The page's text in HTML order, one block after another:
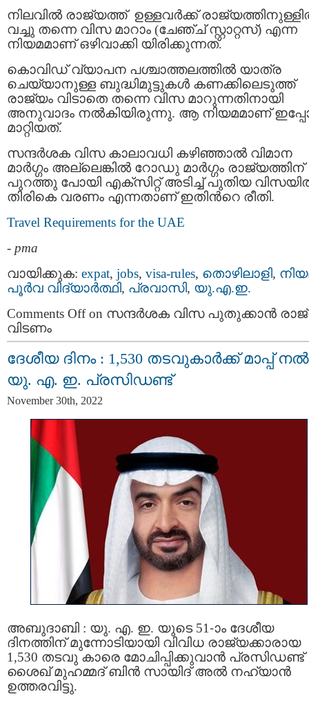
നിലവില്‍ രാജ്യത്ത് ഉള്ളവര്‍ക്ക്
വച്ചു തന്നെ വിസ മാറാം (ചേഞ്ച് സ്റ്റാറ്റസ്) എന്ന
നിയമമാണ് ഒഴിവാക്കി യിരിക്കുന്നത്.
കൊവിഡ് വ്യാപന പശ്ചാത്തലത്തില്‍ യാത്ര
ചെയ്യാനുള്ള ബുദ്ധിമുട്ടുകള്‍ കണക്കിലെടുത്ത്
രാജ്യം വിടാതെ തന്നെ വിസ മാറുന്നതിനായി
അനുവാദം നല്‍കിയിരുന്നു. ആ നിയമമാണ്
മാറ്റിയത്.
സന്ദര്‍ശക വിസ കാലാവധി കഴിഞ്ഞാല്‍ വിമാന
മാര്‍ഗ്ഗം അല്ലെങ്കില്‍ റോഡു മാര്‍ഗ്ഗം രാജ്യത്തിന്
പുറത്തു പോയി എക്‌സിറ്റ് അടിച്ച് പുതിയ
തിരികെ വരണം എന്നതാണ് ഇതിന്‍റെ രീതി.
Travel Requirements for the UAE
- pma
വായിക്കുക: expat, jobs, visa-rules, തൊഴിലാളി,
പൂര്‍വ വിദ്യാര്‍ത്ഥി, പ്രവാസി, യു.എ.ഇ.
Comments Offon സന്ദര്‍ശക വിസ പുതുക്കാന്‍
വിടണം
ദേശീയ ദിനം : 1,530 തടവുകാർക്ക് മാപ്പ്
യു. എ. ഇ. പ്രസിഡണ്ട്
November 30th, 2022
അബുദാബി : യു. എ. ഇ. യുടെ 51-ാം ദേശീയ
ദിനത്തിന് മുന്നോടിയായി വിവിധ രാജ്യക്കാരായ
1,530 തടവു കാരെ മോചിപ്പിക്കുവാൻ പ്രസിഡണ്ട്
ശൈഖ് മുഹമ്മദ് ബിൻ സായിദ് അൽ നഹ്യാൻ
ഉത്തരവിട്ടു.